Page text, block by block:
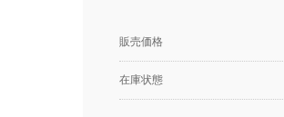
販売価格
在庫状態